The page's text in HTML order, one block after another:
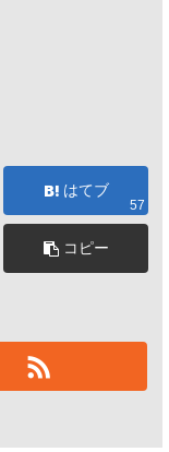
はてブ
57
コピー